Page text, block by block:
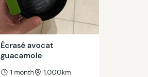
Écrasé avocat
guacamole
1 month 1,000km